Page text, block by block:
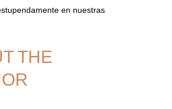
en nuestras
THE